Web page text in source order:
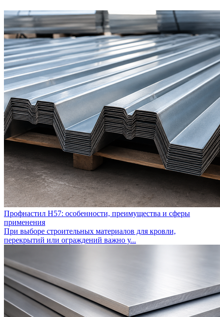
Профнастил Н57: особенности, преимущества и сферы
применения
При выборе строительных материалов для кровли,
перекрытий или ограждений важно у...